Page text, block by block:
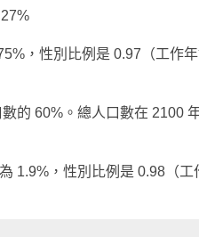
，性別比例是 0.97（工作
的 60%。總人口數在 2100
1.9%，性別比例是 0.98（工